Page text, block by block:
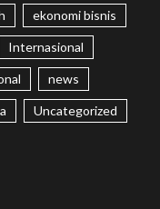
ekonomi bisnis
Internasional
news
Uncategorized